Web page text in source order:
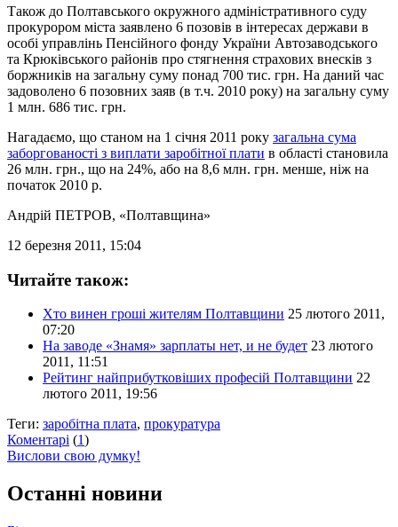
Також до Полтавського окружного адміністративного суду
прокурором міста заявлено 6 позовів в інтересах держави в
особі управлінь Пенсійного фонду України Автозаводського
та Крюківського районів про стягнення страхових внесків з
боржників на загальну суму понад 700 тис. грн. На даний час
задоволено 6 позовних заяв (в т.ч. 2010 року) на загальну суму
1 млн. 686 тис. грн.
Нагадаємо, що станом на 1 січня 2011 року загальна сума
заборгованості з виплати заробітної плати в області становила
26 млн. грн., що на 24%, або на 8,6 млн. грн. менше, ніж на
початок 2010 р.
Андрій ПЕТРОВ, «Полтавщина»
12 березня 2011, 15:04
Читайте також:
Хто винен гроші жителям Полтавщини 25 лютого 2011,
07:20
На заводе «Знамя» зарплаты нет, и не будет 23 лютого
2011, 11:51
Рейтинг найприбутковіших професій Полтавщини 22
лютого 2011, 19:56
Теги: заробітна плата, прокуратура
Коментарі (1)
Вислови свою думку!
Останні новини